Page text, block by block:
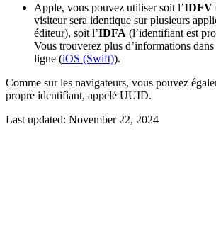
Apple, vous pouvez utiliser soit l’IDFV
visiteur sera identique sur plusieurs
éditeur), soit l’IDFA (l’identifiant est
Vous trouverez plus d’informations
ligne (iOS (Swift)).
Comme sur les navigateurs, vous pouvez
propre identifiant, appelé UUID.
Last updated: November 22, 2024